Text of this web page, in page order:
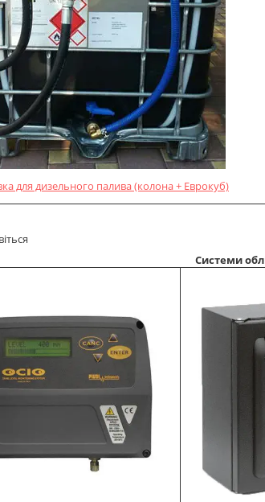
для дизельного палива (колона + Еврокуб)
Системи